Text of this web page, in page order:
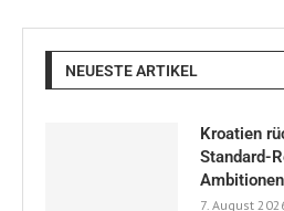
NEUESTE ARTIKEL
Kroatien
Standard-
7. August